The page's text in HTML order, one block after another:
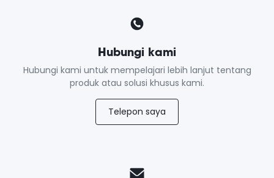
Hubungi kami
Hubungi kami untuk mempelajari lebih lanjut tentang
produk atau solusi khusus kami.
Telepon saya